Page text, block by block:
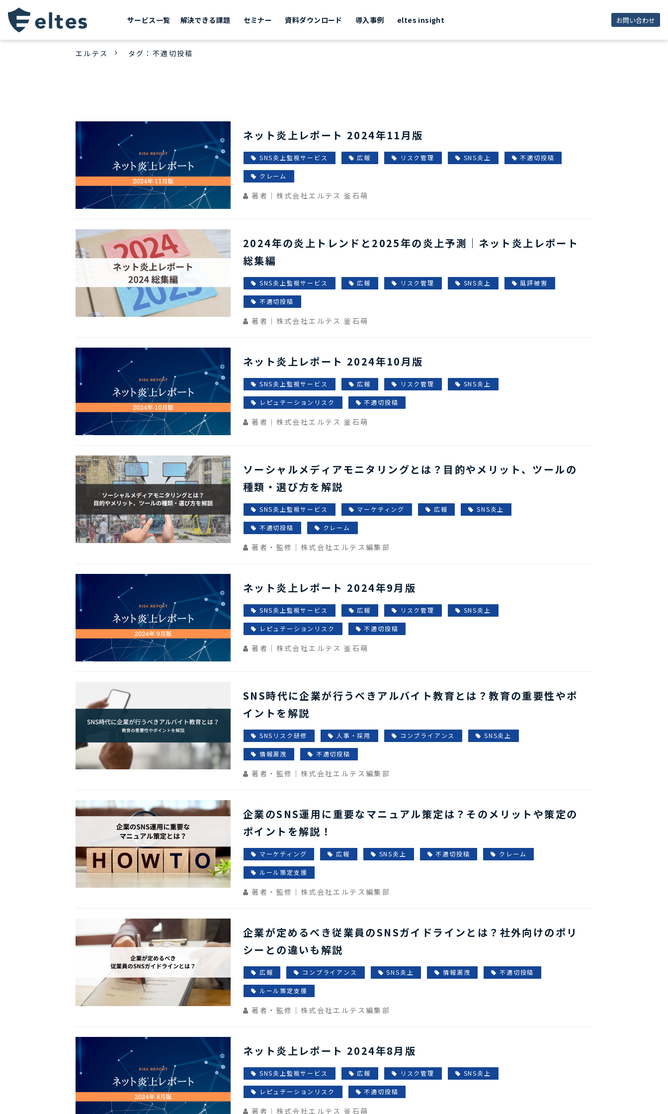
サービス一覧 解決できる課題 セミナー 資料ダウンロード 導入事例 eltes insight お問い合わせ
エルテス タグ：不適切投稿
ネット炎上レポート 2024年11月版
SNS炎上監視サービス 広報 リスク管理 SNS炎上 不適切投稿
クレーム
著者｜株式会社エルテス 釜石萌
2024年の炎上トレンドと2025年の炎上予測｜ネット炎上レポート
総集編
SNS炎上監視サービス 広報 リスク管理 SNS炎上 風評被害
不適切投稿
著者｜株式会社エルテス 釜石萌
ネット炎上レポート 2024年10月版
SNS炎上監視サービス 広報 リスク管理 SNS炎上
レピュテーションリスク 不適切投稿
著者｜株式会社エルテス 釜石萌
ソーシャルメディアモニタリングとは？目的やメリット、ツールの
種類・選び方を解説
SNS炎上監視サービス マーケティング 広報 SNS炎上
不適切投稿 クレーム
著者・監修｜株式会社エルテス編集部
ネット炎上レポート 2024年9月版
SNS炎上監視サービス 広報 リスク管理 SNS炎上
レピュテーションリスク 不適切投稿
著者｜株式会社エルテス 釜石萌
SNS時代に企業が行うべきアルバイト教育とは？教育の重要性やポ
イントを解説
SNSリスク研修 人事・採用 コンプライアンス SNS炎上
情報漏洩 不適切投稿
著者・監修｜株式会社エルテス編集部
企業のSNS運用に重要なマニュアル策定は？そのメリットや策定の
ポイントを解説！
マーケティング 広報 SNS炎上 不適切投稿 クレーム
ルール策定支援
著者・監修｜株式会社エルテス編集部
企業が定めるべき従業員のSNSガイドラインとは？社外向けのポリ
シーとの違いも解説
広報 コンプライアンス SNS炎上 情報漏洩 不適切投稿
ルール策定支援
著者・監修｜株式会社エルテス編集部
ネット炎上レポート 2024年8月版
SNS炎上監視サービス 広報 リスク管理 SNS炎上
レピュテーションリスク 不適切投稿
著者｜株式会社エルテス 釜石萌